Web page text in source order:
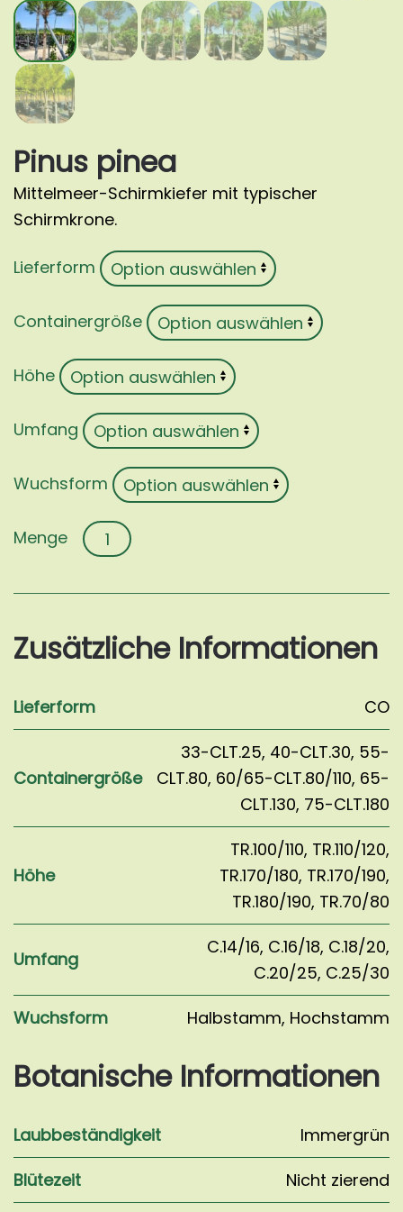
Pinus pinea
Mittelmeer-Schirmkiefer mit typischer
Schirmkrone.
Lieferform
Containergröße
Höhe
Umfang
Wuchsform
Pinus
pinea
Zusätzliche Informationen
Lieferform CO
Containergröße
33-CLT.25, 40-CLT.30, 55-
CLT.80, 60/65-CLT.80/110, 65-
CLT.130, 75-CLT.180
Höhe
TR.100/110, TR.110/120,
TR.170/180, TR.170/190,
TR.180/190, TR.70/80
Umfang
C.14/16, C.16/18, C.18/20,
C.20/25, C.25/30
Wuchsform
Halbstamm, Hochstamm
Botanische Informationen
Laubbeständigkeit
Immergrün
Blütezeit
Nicht zierend